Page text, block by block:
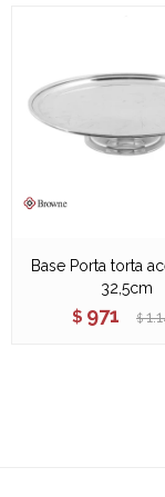
Base Porta torta
32,5cm
$ 971 $